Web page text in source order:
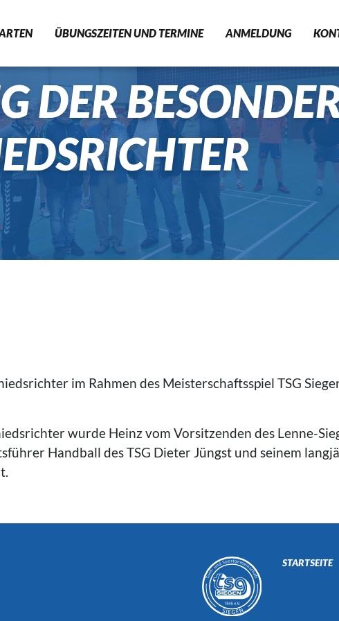
ÜBUNGSZEITEN UND TERMINE ANMELDUNG
FITNESS RHYTHMISCHE SPORTGYMNASTIK
HANDBALL
DER
im Rahmen des Meisterschaftsspiel TSG
wurde Heinz vom Vorsitzenden des Lenne-
Handball des TSG Dieter Jüngst und seinem
STARTSEITE